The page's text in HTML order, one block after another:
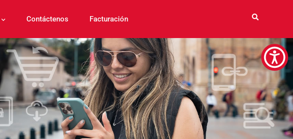
Contáctenos Facturación